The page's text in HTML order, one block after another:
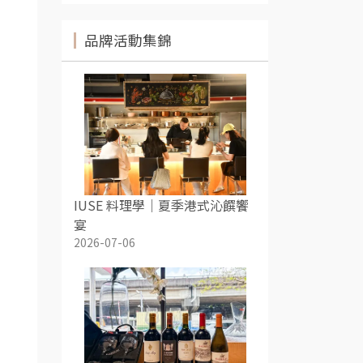
品牌活動集錦
IUSE 料理學｜夏季港式沁饌饗
宴
2026-07-06